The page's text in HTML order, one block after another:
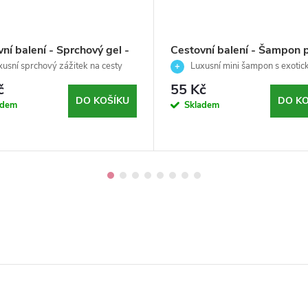
balení - Sprchový gel -
- Germaine de
- 30 ml
sprchový zážitek na cesty
DO KOŠÍKU
Cestovní balení - Šampon
každodenní použití - Spa
collection - Germaine de
Capuccini - 30 ml
Luxusní mini šampon s
Středozemí
55 Kč
Skladem DO